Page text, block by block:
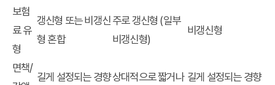
보험
료 유
형
갱신형 또는 비갱신
형 혼합
주로 갱신형 (일부
비갱신형)
비갱신형
면책/
길게 설정되는 경향상대적으로 짧거나 길게 설정되는 경향